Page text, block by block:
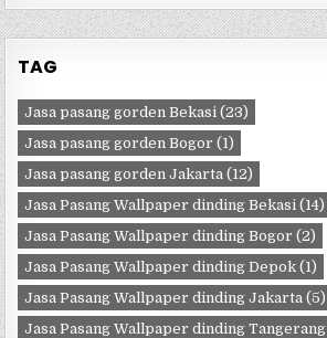
TAG
Jasa pasang gorden Bekasi (23)
Jasa pasang gorden Bogor (1)
Jasa pasang gorden Jakarta (12)
Jasa Pasang Wallpaper dinding Bekasi (14)
Jasa Pasang Wallpaper dinding Bogor (2)
Jasa Pasang Wallpaper dinding Depok (1)
Jasa Pasang Wallpaper dinding Jakarta (5)
Jasa Pasang Wallpaper dinding Tangerang